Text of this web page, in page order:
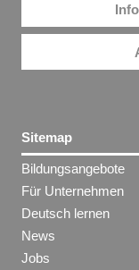
Sitemap
Bildungsangebote
Für Unternehmen
Deutsch lernen
News
Jobs